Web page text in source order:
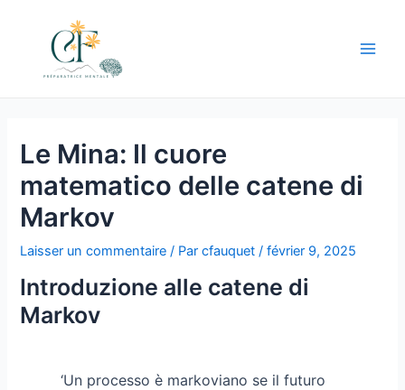
Le Mina: Il cuore
matematico delle catene di
Markov
Laisser un commentaire / Parcfauquet/février 9, 2025
Introduzione alle catene di
Markov
‘Un processo è markoviano se il futuro